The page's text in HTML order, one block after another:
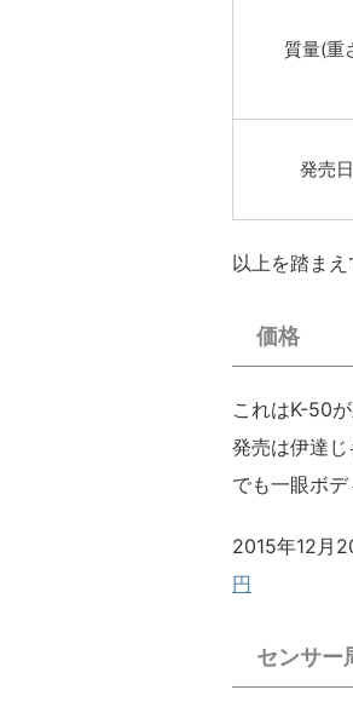
質量(重
発売日
以上を踏まえ
価格
これはK-50
発売は伊達
でも一眼ボ
2015年12月
円
センサー